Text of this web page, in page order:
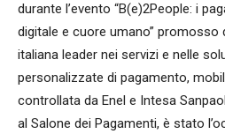
durante l’evento “B(e)2People: i
digitale e cuore umano” promosso
italiana leader nei servizi e nelle
personalizzate di pagamento,
controllata da Enel e Intesa
al Salone dei Pagamenti, è stato